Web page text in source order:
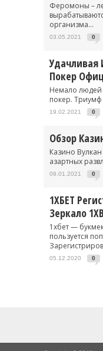
Феромоны –
организма...
03.05.2021 0
Удачливая
Покер
Немало людей
покер. Триумф
19.02.2021 0
Обзор
Казино
азартных
09.01.2021 0
1ХБЕТ
Зеркало
1хбет —
пользуется
05.12.2020 0